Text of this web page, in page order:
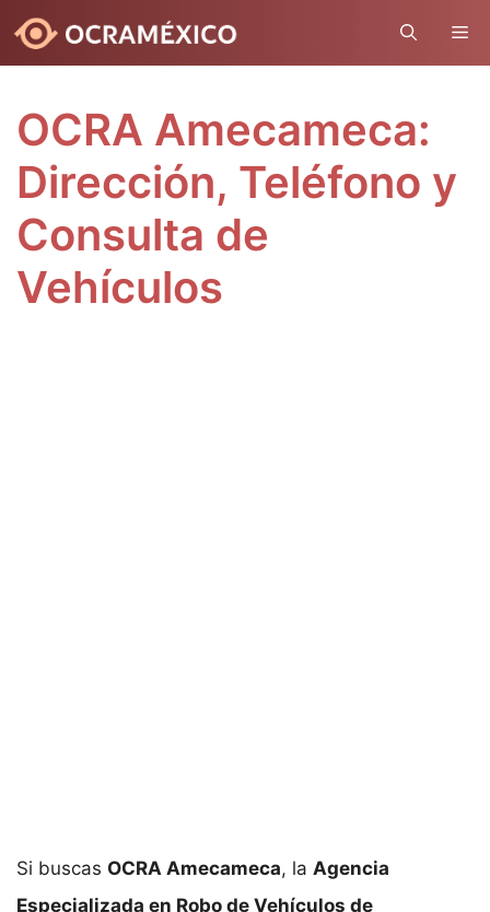
Skip
OCRA Amecameca:
Dirección, Teléfono y
Consulta de
Vehículos
Si buscas OCRA Amecameca, la Agencia
Especializada en Robo de Vehículos de